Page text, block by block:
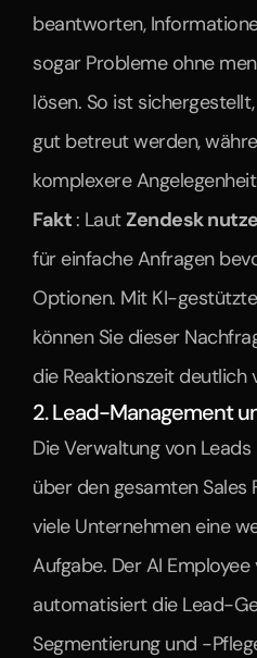
beantworten,
sogar Probleme ohne
lösen. So ist
gut betreut werden,
komplexere
Fakt : Laut
für einfache Anfragen
Optionen. Mit KI-
können Sie dieser
die Reaktionszeit deutlich
2. Lead-Management
Die Verwaltung von
über den gesamten Sales
viele Unternehmen eine
Aufgabe. Der AI Employee
automatisiert die Lead-
Segmentierung und -